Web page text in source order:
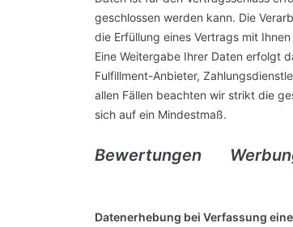
geschlossen werden kann. Die
die Erfüllung eines Vertrags mit
Eine Weitergabe Ihrer Daten erfolgt
Fulfillment-Anbieter,
allen Fällen beachten wir strikt die
sich auf ein Mindestmaß.
Bewertungen
Datenerhebung bei Verfassung